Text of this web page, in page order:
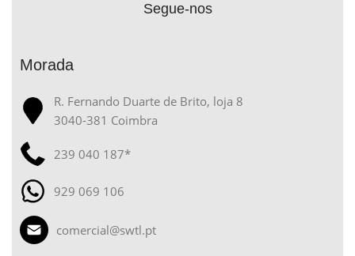
Segue-nos
Morada
R. Fernando Duarte de Brito, loja 8
3040-381 Coimbra
239 040 187*
929 069 106
comercial@swtl.pt